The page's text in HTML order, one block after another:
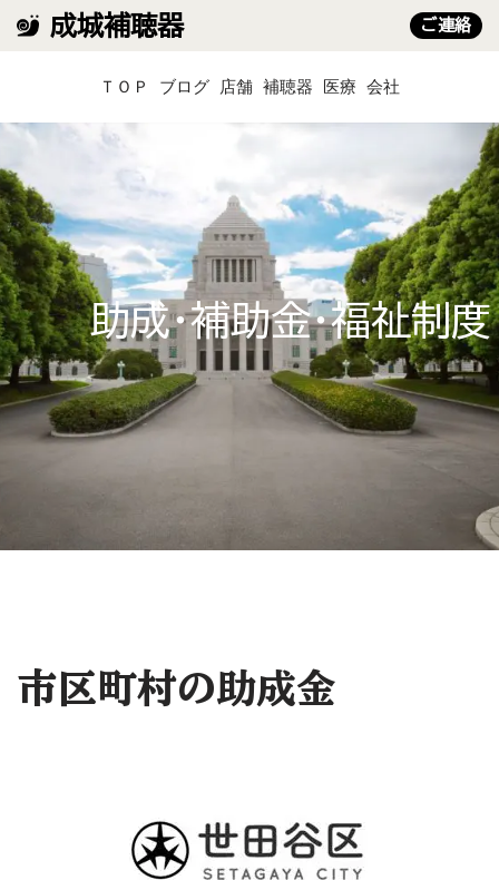
へ
ス
キ
ッ
プ
成城補聴器 ご連絡
ＴＯＰ ブログ 店舗 補聴器 医療 会社
助成・補助金・福祉制度
市区町村の助成金